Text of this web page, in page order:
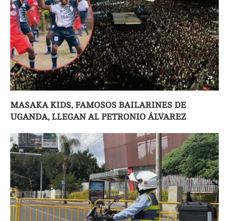
MASAKA KIDS, FAMOSOS BAILARINES DE
UGANDA, LLEGAN AL PETRONIO ÁLVAREZ